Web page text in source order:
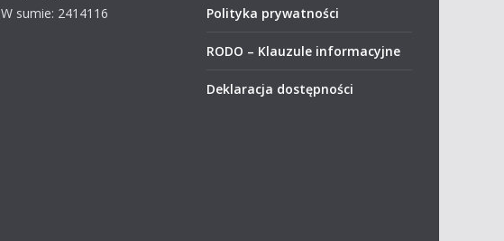
W sumie: 2414116
Polityka prywatności
RODO – Klauzule informacyjne
Deklaracja dostępności